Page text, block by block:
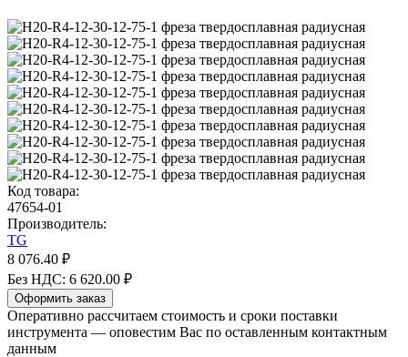
Код товара:
47654-01
Производитель:
TG
8 076.40 ₽
Без НДС: 6 620.00 ₽
Оформить заказ
Оперативно рассчитаем стоимость и сроки поставки
инструмента — оповестим Вас по оставленным контактным
данным